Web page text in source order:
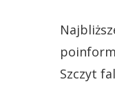
Szczyt